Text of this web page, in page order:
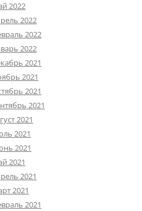
2022
2022
2022
2022
2021
2021
2021
2021
2021
2021
2021
2021
2021
2021
2021